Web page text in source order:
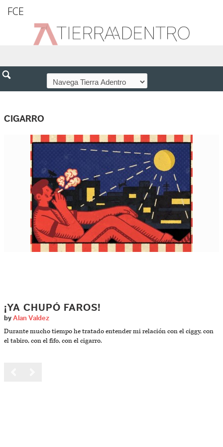
FCE
CIGARRO
¡YA CHUPÓ FAROS!
by Alan Valdez
Durante mucho tiempo he tratado entender mi relación con el ciggy, con
el tabiro, con el fifo, con el cigarro.